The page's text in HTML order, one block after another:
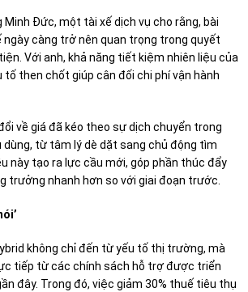
Minh Đức, một tài xế dịch vụ cho rằng, bài
ngày càng trở nên quan trọng trong quyết
Với anh, khả năng tiết kiệm nhiên liệu của
tố then chốt giúp cân đối chi phí vận hành
về giá đã kéo theo sự dịch chuyển trong
từ tâm lý dè dặt sang chủ động tìm
này tạo ra lực cầu mới, góp phần thúc đẩy
trưởng nhanh hơn so với giai đoạn trước.
không chỉ đến từ yếu tố thị trường, mà
tiếp từ các chính sách hỗ trợ được triển
đây. Trong đó, việc giảm 30% thuế tiêu thụ